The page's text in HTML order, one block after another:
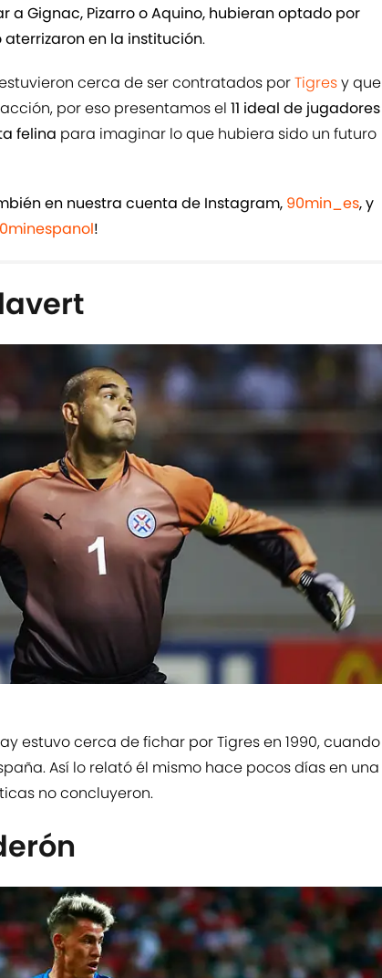
a Gignac, Pizarro o Aquino, hubieran optado por
en la institución.
cerca de ser contratados porTigresy que
por eso presentamos el 11 ideal de jugadores
felina para imaginar lo que hubiera sido un futuro
en nuestra cuenta de Instagram, 90min_es, y
!
estuvo cerca de fichar por Tigres en 1990, cuando
Así lo relató él mismo hace pocos días en una
no concluyeron.